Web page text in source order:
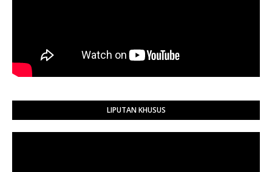
LIPUTAN KHUSUS